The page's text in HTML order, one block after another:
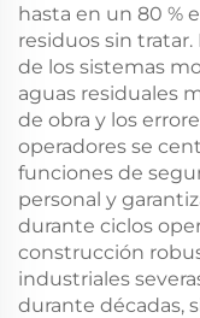
hasta en un 80 %
residuos sin
de los sistemas
aguas residuales
de obra y los
operadores se
funciones de
personal y
durante ciclos
construcción
industriales
durante décadas,